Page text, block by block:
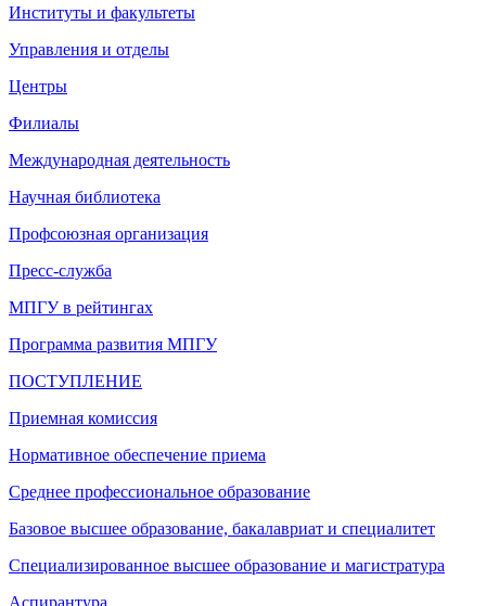
Институты и факультеты
Управления и отделы
Центры
Филиалы
Международная деятельность
Научная библиотека
Профсоюзная организация
Пресс-служба
МПГУ в рейтингах
Программа развития МПГУ
ПОСТУПЛЕНИЕ
Приемная комиссия
Нормативное обеспечение приема
Среднее профессиональное образование
Базовое высшее образование, бакалавриат и специалитет
Специализированное высшее образование и магистратура
Аспирантура